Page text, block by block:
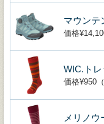
マウンテ
価格
WIC.ト
価格¥950（
メリノ